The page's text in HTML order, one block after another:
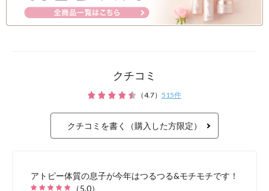
クチコミ
（4.7） 515件
クチコミを書く（購入した方限定）
アトピー体質の息子が今年はつるつる&モチモチです！
（5.0）